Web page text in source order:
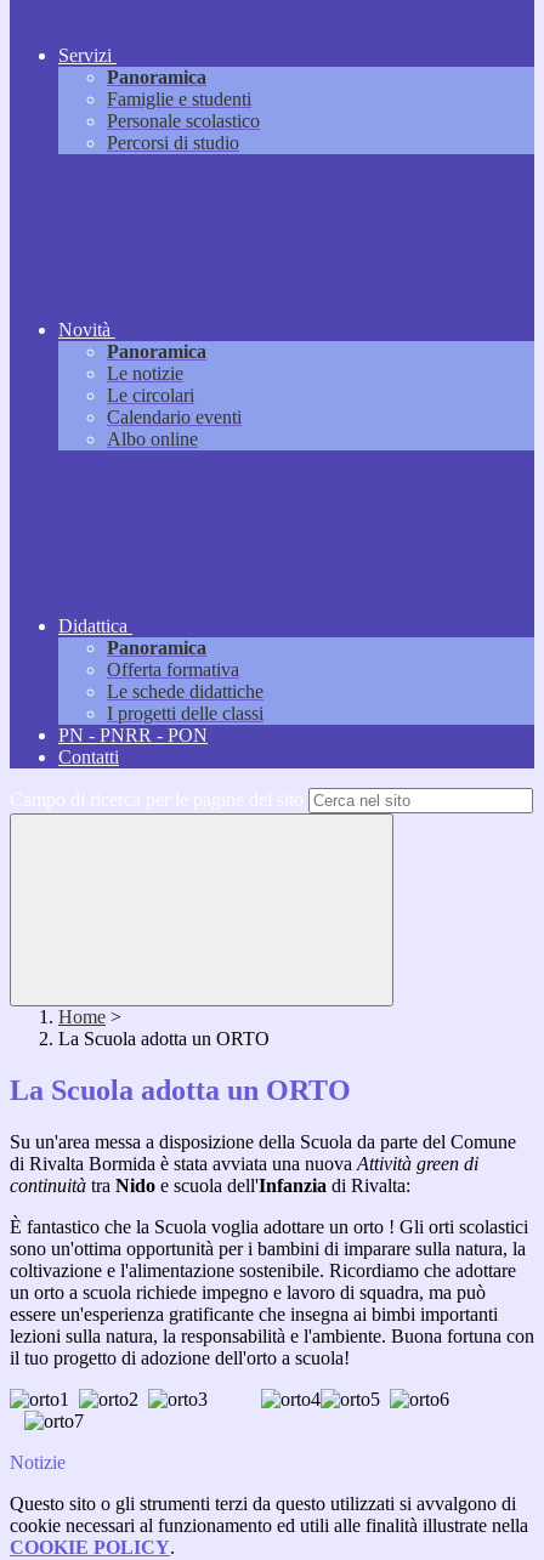
Servizi
Panoramica
Famiglie e studenti
Personale scolastico
Percorsi di studio
Novità
Panoramica
Le notizie
Le circolari
Calendario eventi
Albo online
Didattica
Panoramica
Offerta formativa
Le schede didattiche
I progetti delle classi
PN - PNRR - PON
Contatti
Home >
La Scuola adotta un ORTO
La Scuola adotta un ORTO
Su un'area messa a disposizione della Scuola da parte del Comune
di Rivalta Bormida è stata avviata una nuova Attività green di
continuità tra Nido e scuola dell'Infanzia di Rivalta:
È fantastico che la Scuola voglia adottare un orto ! Gli orti scolastici
sono un'ottima opportunità per i bambini di imparare sulla natura, la
coltivazione e l'alimentazione sostenibile. Ricordiamo che adottare
un orto a scuola richiede impegno e lavoro di squadra, ma può
essere un'esperienza gratificante che insegna ai bimbi importanti
lezioni sulla natura, la responsabilità e l'ambiente. Buona fortuna con
il tuo progetto di adozione dell'orto a scuola!
Notizie
Questo sito o gli strumenti terzi da questo utilizzati si avvalgono di
cookie necessari al funzionamento ed utili alle finalità illustrate nella
COOKIE POLICY.